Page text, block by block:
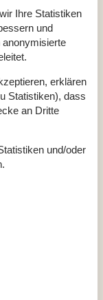
Ihre Statistiken
und
erklären
Statistiken), dass
an Dritte
und/oder